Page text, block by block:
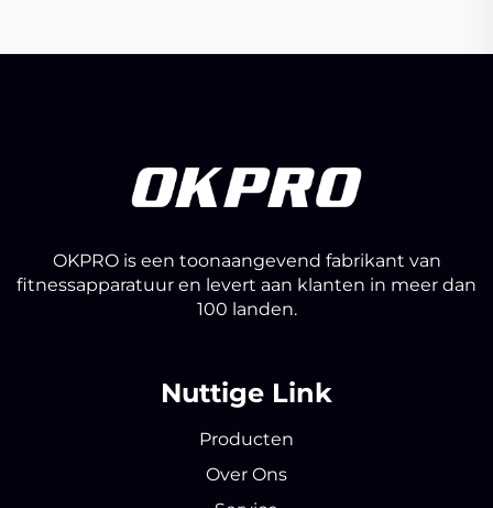
OKPRO is een toonaangevend fabrikant van
fitnessapparatuur en levert aan klanten in meer dan
100 landen.
Nuttige Link
Producten
Over Ons